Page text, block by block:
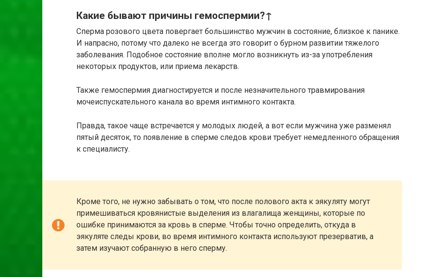
Какие бывают причины гемоспермии?↑
Сперма розового цвета повергает большинство мужчин в состояние, близкое к панике.
И напрасно, потому что далеко не всегда это говорит о бурном развитии тяжелого
заболевания. Подобное состояние вполне могло возникнуть из-за употребления
некоторых продуктов, или приема лекарств.
Также гемоспермия диагностируется и после незначительного травмирования
мочеиспускательного канала во время интимного контакта.
Правда, такое чаще встречается у молодых людей, а вот если мужчина уже разменял
пятый десяток, то появление в сперме следов крови требует немедленного обращения
к специалисту.
Кроме того, не нужно забывать о том, что после полового акта к эякуляту могут
примешиваться кровянистые выделения из влагалища женщины, которые по
ошибке принимаются за кровь в сперме. Чтобы точно определить, откуда в
эякуляте следы крови, во время интимного контакта используют презерватив, а
затем изучают собранную в него сперму.